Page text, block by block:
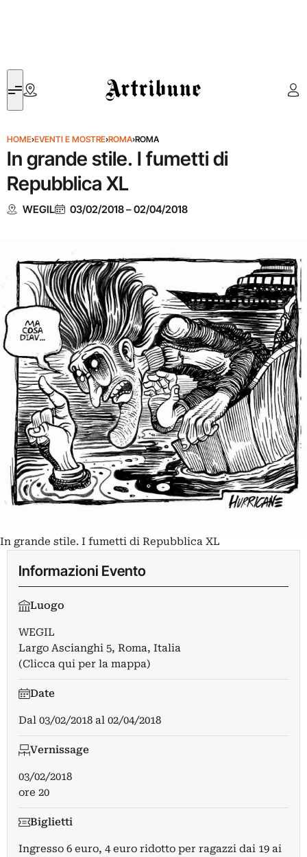
Artribune
HOME›EVENTI E MOSTRE›ROMA›ROMA
In grande stile. I fumetti di
Repubblica XL
WEGIL 03/02/2018–02/04/2018
In grande stile. I fumetti di Repubblica XL
Informazioni Evento
Luogo
WEGIL
Largo Ascianghi 5, Roma, Italia
(Clicca qui per la mappa)
Date
Dal 03/02/2018 al 02/04/2018
Vernissage
03/02/2018
ore 20
Biglietti
Ingresso 6 euro, 4 euro ridotto per ragazzi dai 19 ai